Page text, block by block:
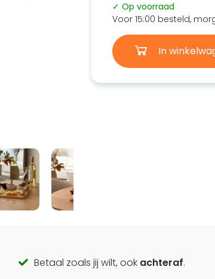
✓ Op voorraad
Voor 15:00 besteld,
In
Betaal zoals jij wilt, ook achteraf.